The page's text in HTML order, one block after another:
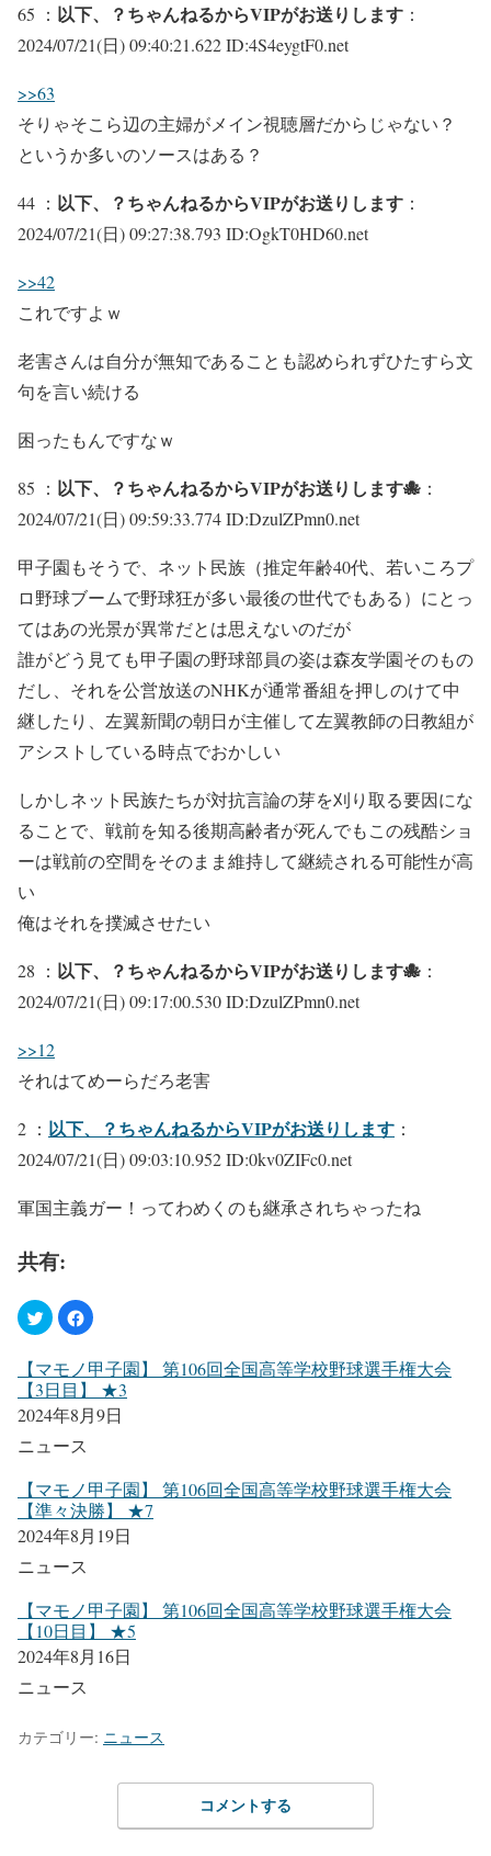
65 ： 以下、？ちゃんねるからVIPがお送りします ：
2024/07/21(日) 09:40:21.622 ID:4S4eygtF0.net
>>63
そりゃそこら辺の主婦がメイン視聴層だからじゃない？
というか多いのソースはある？
44 ： 以下、？ちゃんねるからVIPがお送りします ：
2024/07/21(日) 09:27:38.793 ID:OgkT0HD60.net
>>42
これですよｗ
老害さんは自分が無知であることも認められずひたすら文
句を言い続ける
困ったもんですなｗ
85 ： 以下、？ちゃんねるからVIPがお送りします🐙 ：
2024/07/21(日) 09:59:33.774 ID:DzulZPmn0.net
甲子園もそうで、ネット民族（推定年齢40代、若いころプ
ロ野球ブームで野球狂が多い最後の世代でもある）にとっ
てはあの光景が異常だとは思えないのだが
誰がどう見ても甲子園の野球部員の姿は森友学園そのもの
だし、それを公営放送のNHKが通常番組を押しのけて中
継したり、左翼新聞の朝日が主催して左翼教師の日教組が
アシストしている時点でおかしい
しかしネット民族たちが対抗言論の芽を刈り取る要因にな
ることで、戦前を知る後期高齢者が死んでもこの残酷ショ
ーは戦前の空間をそのまま維持して継続される可能性が高
い
俺はそれを撲滅させたい
28 ： 以下、？ちゃんねるからVIPがお送りします🐙 ：
2024/07/21(日) 09:17:00.530 ID:DzulZPmn0.net
>>12
それはてめーらだろ老害
2 ： 以下、？ちゃんねるからVIPがお送りします ：
2024/07/21(日) 09:03:10.952 ID:0kv0ZIFc0.net
軍国主義ガー！ってわめくのも継承されちゃったね
共有:
【マモノ甲子園】 第106回全国高等学校野球選手権大会
【3日目】 ★3
2024年8月9日
ニュース
【マモノ甲子園】 第106回全国高等学校野球選手権大会
【準々決勝】 ★7
2024年8月19日
ニュース
【マモノ甲子園】 第106回全国高等学校野球選手権大会
【10日目】 ★5
2024年8月16日
ニュース
カテゴリー: ニュース
コメントする